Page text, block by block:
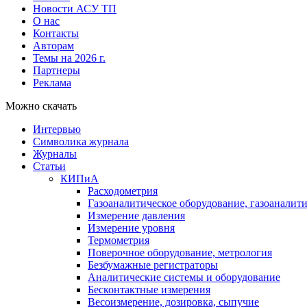
Новости АСУ ТП
О нас
Контакты
Авторам
Темы на 2026 г.
Партнеры
Реклама
Можно скачать
Интервью
Символика журнала
Журналы
Статьи
КИПиА
Расходометрия
Газоаналитическое оборудование,
Измерение давления
Измерение уровня
Термометрия
Поверочное оборудование, метрология
Безбумажные регистраторы
Аналитические системы и оборудование
Бесконтактные измерения
Весоизмерение, дозировка, сыпучие